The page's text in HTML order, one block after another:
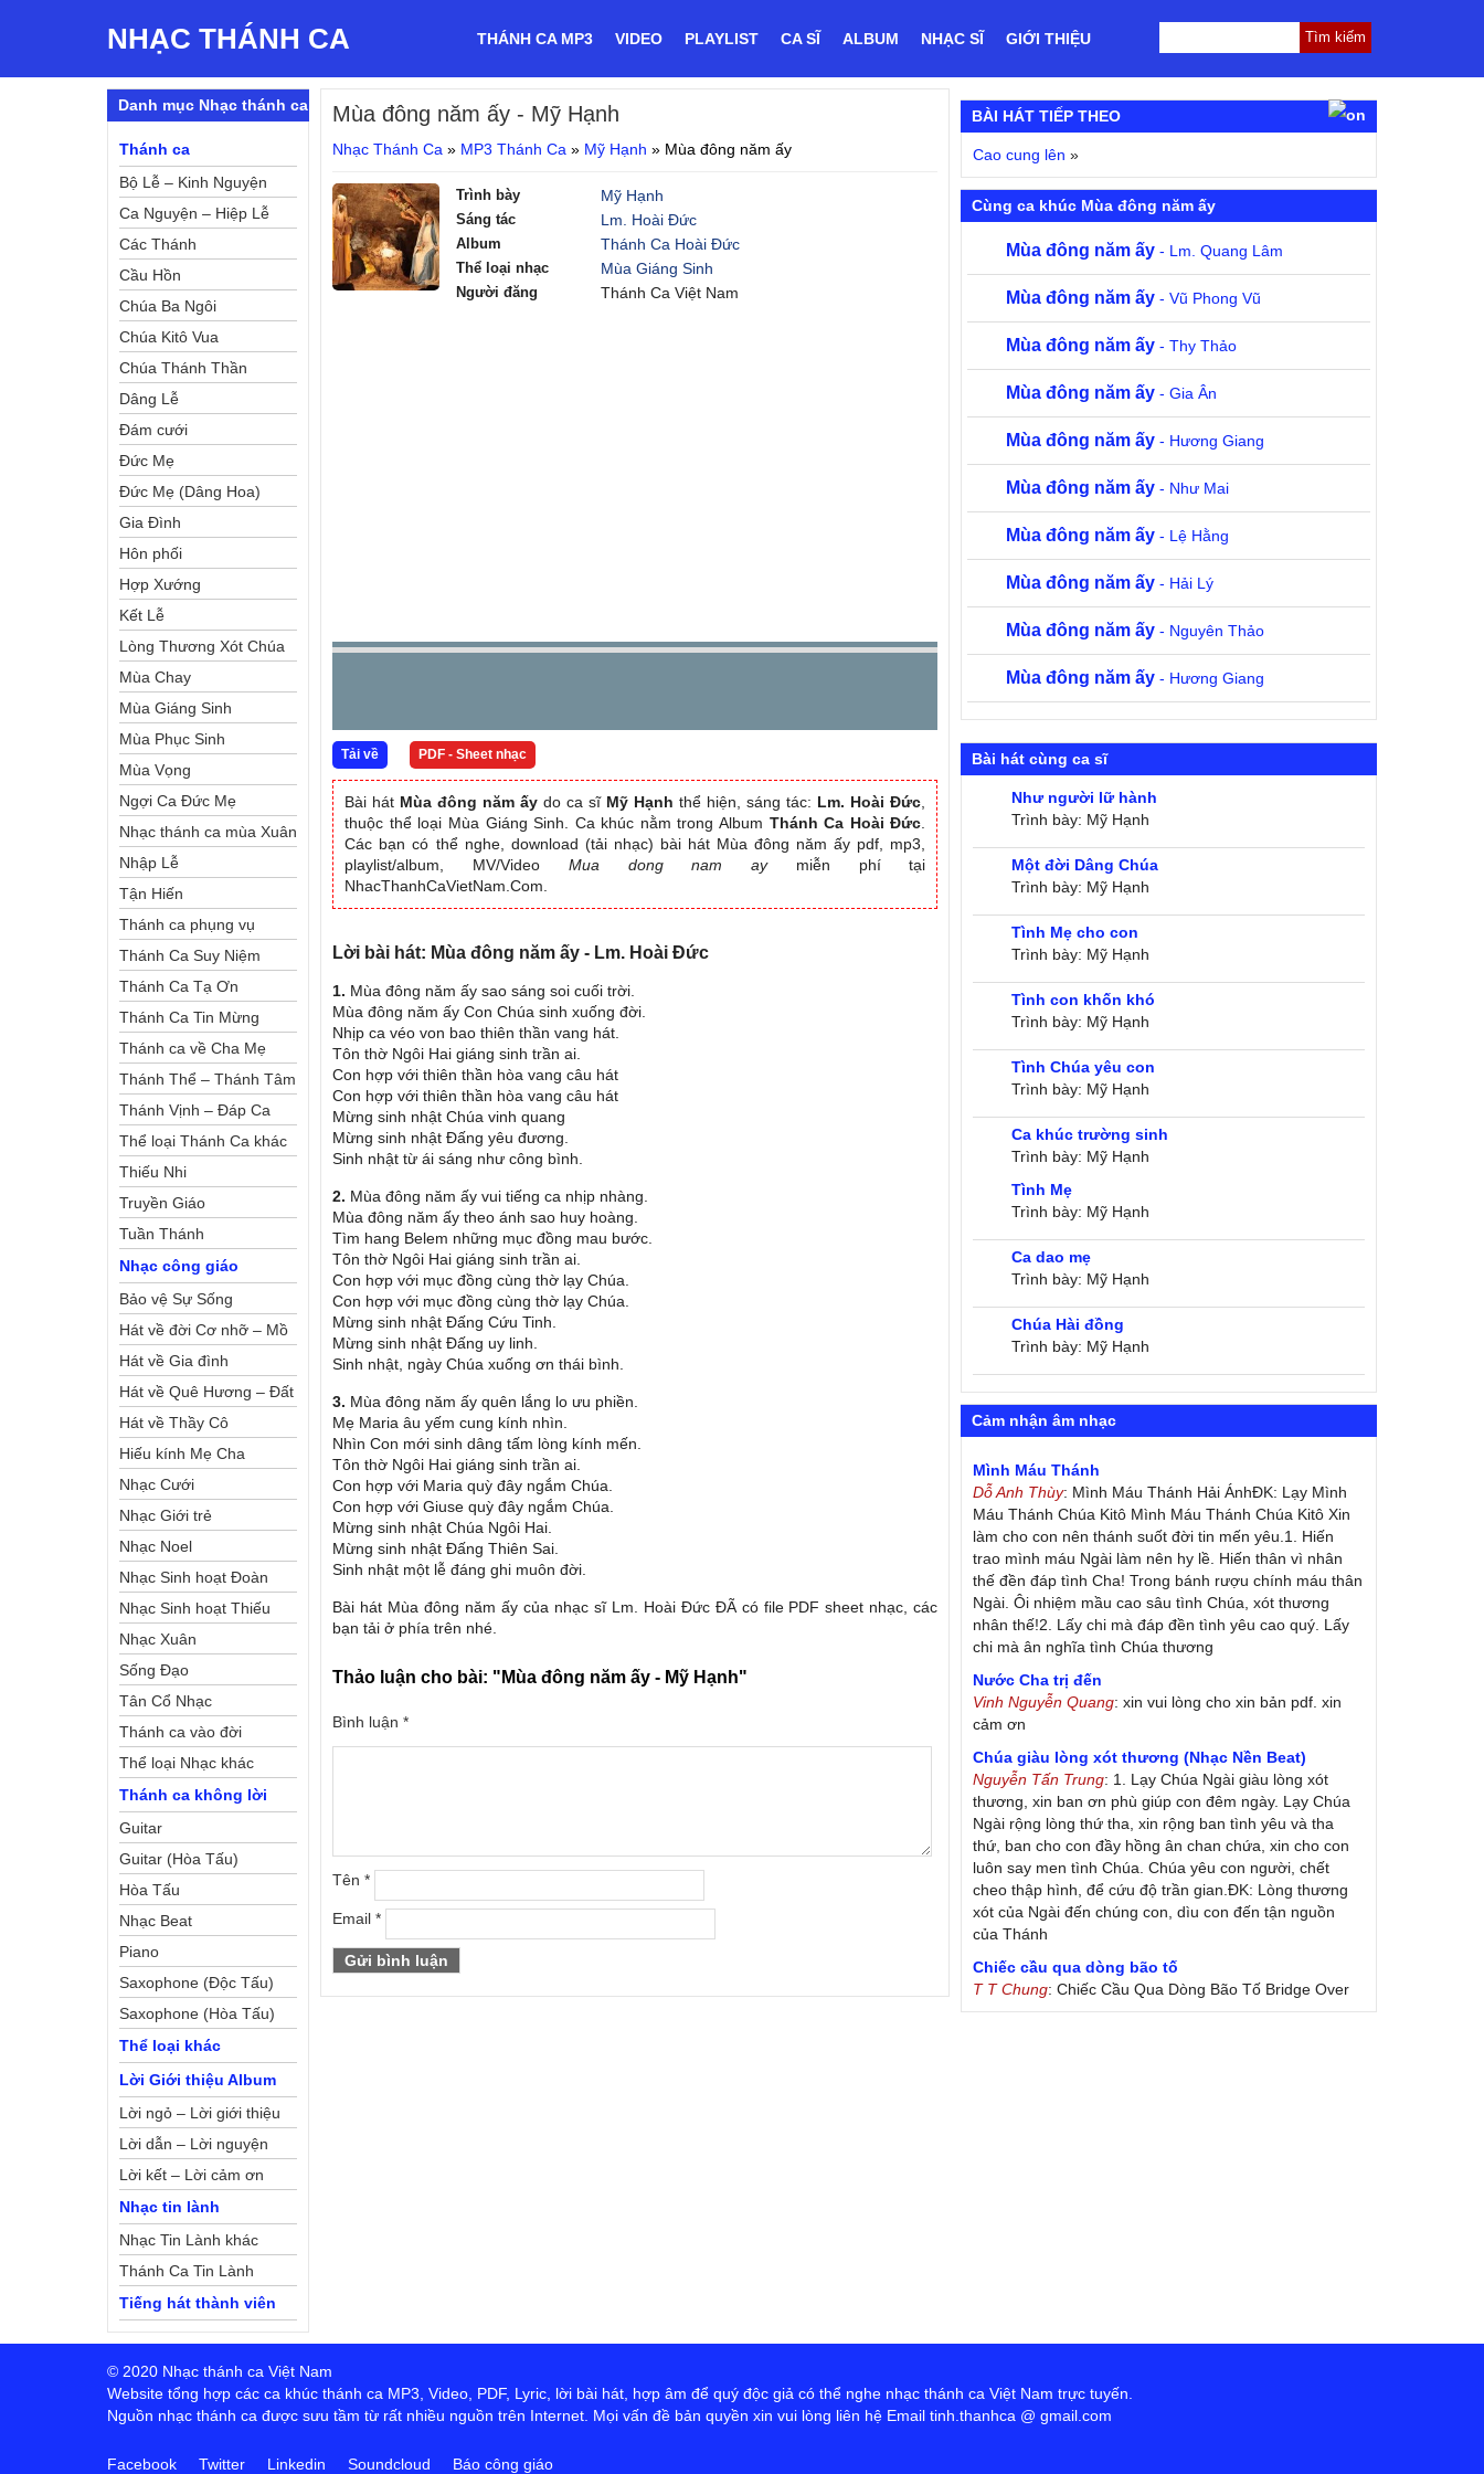
NHẠC THÁNH CA THÁNH CA MP3 VIDEO PLAYLIST CA SĨ ALBUM NHẠC SĨ GIỚI THIỆU
Mùa đông năm ấy - Mỹ Hạnh
Nhạc Thánh Ca » MP3 Thánh Ca » Mỹ Hạnh » Mùa đông năm ấy
Trình bày Mỹ Hạnh
Sáng tác Lm. Hoài Đức
Album Thánh Ca Hoài Đức
Thể loại nhạc Mùa Giáng Sinh
Người đăng Thánh Ca Việt Nam
Tải về PDF - Sheet nhạc
Bài hát Mùa đông năm ấy do ca sĩ Mỹ Hạnh thể hiện, sáng tác: Lm. Hoài Đức
thuộc thể loại Mùa Giáng Sinh. Ca khúc nằm trong Album Thánh Ca Hoài Đức
Các bạn có thể nghe, download (tải nhạc) bài hát Mùa đông năm ấy pdf, mp3,
playlist/album, MV/Video Mua dong nam aymiễn phí tại
NhacThanhCaVietNam.Com.
Lời bài hát: Mùa đông năm ấy - Lm. Hoài Đức
1. Mùa đông năm ấy sao sáng soi cuối trời.
Mùa đông năm ấy Con Chúa sinh xuống đời.
Nhịp ca véo von bao thiên thần vang hát.
Tôn thờ Ngôi Hai giáng sinh trần ai.
Con hợp với thiên thần hòa vang câu hát
Con hợp với thiên thần hòa vang câu hát
Mừng sinh nhật Chúa vinh quang
Mừng sinh nhật Ðấng yêu đương.
Sinh nhật từ ái sáng như công bình.
2. Mùa đông năm ấy vui tiếng ca nhịp nhàng.
Mùa đông năm ấy theo ánh sao huy hoàng.
Tìm hang Belem những mục đồng mau bước.
Tôn thờ Ngôi Hai giáng sinh trần ai.
Con hợp với mục đồng cùng thờ lạy Chúa.
Con hợp với mục đồng cùng thờ lạy Chúa.
Mừng sinh nhật Ðấng Cứu Tinh.
Mừng sinh nhật Ðấng uy linh.
Sinh nhật, ngày Chúa xuống ơn thái bình.
3. Mùa đông năm ấy quên lắng lo ưu phiền.
Mẹ Maria âu yếm cung kính nhìn.
Nhìn Con mới sinh dâng tấm lòng kính mến.
Tôn thờ Ngôi Hai giáng sinh trần ai.
Con hợp với Maria quỳ đây ngắm Chúa.
Con hợp với Giuse quỳ đây ngắm Chúa.
Mừng sinh nhật Chúa Ngôi Hai.
Mừng sinh nhật Ðấng Thiên Sai.
Sinh nhật một lễ đáng ghi muôn đời.
Bài hát Mùa đông năm ấy của nhạc sĩ Lm. Hoài Đức ĐÃ có file PDF sheet nhạc, các
bạn tải ở phía trên nhé.
Thảo luận cho bài: "Mùa đông năm ấy - Mỹ Hạnh"
Bình luận*
Tên*
Email*
Danh mục Nhạc thánh ca
Thánh ca
Bộ Lễ – Kinh Nguyện
Ca Nguyện – Hiệp Lễ
Các Thánh
Cầu Hồn
Chúa Ba Ngôi
Chúa Kitô Vua
Chúa Thánh Thần
Dâng Lễ
Đám cưới
Đức Mẹ
Đức Mẹ (Dâng Hoa)
Gia Đình
Hôn phối
Hợp Xướng
Kết Lễ
Lòng Thương Xót Chúa
Mùa Chay
Mùa Giáng Sinh
Mùa Phục Sinh
Mùa Vọng
Ngợi Ca Đức Mẹ
Nhạc thánh ca mùa Xuân
Nhập Lễ
Tận Hiến
Thánh ca phụng vụ
Thánh Ca Suy Niệm
Thánh Ca Tạ Ơn
Thánh Ca Tin Mừng
Thánh ca về Cha Mẹ
Thánh Thể – Thánh Tâm
Thánh Vịnh – Đáp Ca
Thể loại Thánh Ca khác
Thiếu Nhi
Truyền Giáo
Tuần Thánh
Nhạc công giáo
Bảo vệ Sự Sống
Hát về đời Cơ nhỡ – Mồ
côi
Hát về Gia đình
Hát về Quê Hương – Đất
Nước
Hát về Thầy Cô
Hiếu kính Mẹ Cha
Nhạc Cưới
Nhạc Giới trẻ
Nhạc Noel
Nhạc Sinh hoạt Đoàn
Thể Công Giáo
Nhạc Sinh hoạt Thiếu
Nhi
Nhạc Xuân
Sống Đạo
Tân Cổ Nhạc
Thánh ca vào đời
Thể loại Nhạc khác
Thánh ca không lời
Guitar
Guitar (Hòa Tấu)
Hòa Tấu
Nhạc Beat
Piano
Saxophone (Độc Tấu)
Saxophone (Hòa Tấu)
Thể loại khác
Lời Giới thiệu Album
Lời ngỏ – Lời giới thiệu
Lời dẫn – Lời nguyện
Lời kết – Lời cảm ơn
Nhạc tin lành
Nhạc Tin Lành khác
Thánh Ca Tin Lành
Tiếng hát thành viên
BÀI HÁT TIẾP THEO
Cao cung lên »
Cùng ca khúc Mùa đông năm ấy
Mùa đông năm ấy - Lm. Quang Lâm
Mùa đông năm ấy - Vũ Phong Vũ
Mùa đông năm ấy - Thy Thảo
Mùa đông năm ấy - Gia Ân
Mùa đông năm ấy - Hương Giang
Mùa đông năm ấy - Như Mai
Mùa đông năm ấy - Lệ Hằng
Mùa đông năm ấy - Hải Lý
Mùa đông năm ấy - Nguyên Thảo
Mùa đông năm ấy - Hương Giang
Bài hát cùng ca sĩ
Như người lữ hành
Trình bày: Mỹ Hạnh
Một đời Dâng Chúa
Trình bày: Mỹ Hạnh
Tình Mẹ cho con
Trình bày: Mỹ Hạnh
Tình con khốn khó
Trình bày: Mỹ Hạnh
Tình Chúa yêu con
Trình bày: Mỹ Hạnh
Ca khúc trường sinh
Trình bày: Mỹ Hạnh
Tình Mẹ
Trình bày: Mỹ Hạnh
Ca dao mẹ
Trình bày: Mỹ Hạnh
Chúa Hài đồng
Trình bày: Mỹ Hạnh
Cảm nhận âm nhạc
Mình Máu Thánh
Dỗ Anh Thùy: Mình Máu Thánh Hải ÁnhĐK: Lạy Mình
Máu Thánh Chúa Kitô Mình Máu Thánh Chúa Kitô Xin
làm cho con nên thánh suốt đời tin mến yêu.1. Hiến
trao mình máu Ngài làm nên hy lề. Hiến thân vì nhân
thế đền đáp tình Cha! Trong bánh rượu chính máu thân
Ngài. Ôi nhiệm mầu cao sâu tình Chúa, xót thương
nhân thế!2. Lấy chi mà đáp đền tình yêu cao quý. Lấy
chi mà ân nghĩa tình Chúa thương
Nước Cha trị đến
Vinh Nguyễn Quang: xin vui lòng cho xin bản pdf. xin
cảm ơn
Chúa giàu lòng xót thương (Nhạc Nền Beat)
Nguyễn Tấn Trung: 1. Lạy Chúa Ngài giàu lòng xót
thương, xin ban ơn phù giúp con đêm ngày. Lạy Chúa
Ngài rộng lòng thứ tha, xin rộng ban tình yêu và tha
thứ, ban cho con đầy hồng ân chan chứa, xin cho con
luôn say men tình Chúa. Chúa yêu con người, chết
cheo thập hình, để cứu độ trần gian.ĐK: Lòng thương
xót của Ngài đến chúng con, dìu con đến tận nguồn
của Thánh
Chiếc cầu qua dòng bão tố
T T Chung: Chiếc Cầu Qua Dòng Bão Tố Bridge Over
Troubled Water by Simon & Garfunkel (Released
được chốn tựa nương. Đến với lòng Chúa xót thương
thương có Ngài hiểm nguy con coi thường. Phó thác
vào lòng Chúa xót thương có cả một mùa xuân thiên
© 2020 Nhạc thánh ca Việt Nam
Website tổng hợp các ca khúc thánh ca MP3, Video, PDF, Lyric, lời bài hát, hợp âm để quý độc giả có thể nghe nhạc thánh ca Việt Nam trực tuyến.
Nguồn nhạc thánh ca được sưu tầm từ rất nhiều nguồn trên Internet. Mọi vấn đề bản quyền xin vui lòng liên hệ Email tinh.thanhca @ gmail.com
Facebook Twitter Linkedin Soundcloud Báo công giáo